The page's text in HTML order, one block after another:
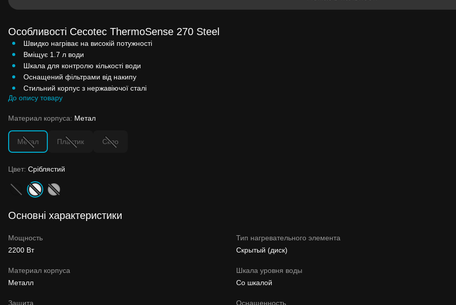
Особливості Cecotec ThermoSense 270 Steel
Швидко нагріває на високій потужності
Вміщує 1.7 л води
Шкала для контролю кількості води
Оснащений фільтрами від накипу
Стильний корпус з нержавіючої сталі
До опису товару
Материал корпуса: Метал
Метал Пластик Скло
Цвет: Сріблястий
Основні характеристики
Мощность
2200 Вт
Тип нагревательного элемента
Скрытый (диск)
Материал корпуса
Металл
Шкала уровня воды
Со шкалой
Защита
Оснащенность